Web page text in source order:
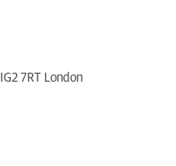
IG2 7RT London